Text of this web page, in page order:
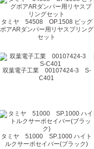
タミヤ 54508 OP.1508 ビッグ
ボアARダンパー用リヤスプリング
セット
双葉電子工業 00107424-3 S-
C401
タミヤ 51000 SP.1000 ハイト
ルクサーボセイバー(ブラック)